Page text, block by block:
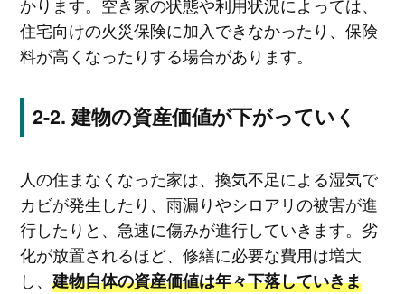
かります。空き家の状態や利用状況によっては、
住宅向けの火災保険に加入できなかったり、保険
料が高くなったりする場合があります。
建物の資産価値が下がっていく
人の住まなくなった家は、換気不足による湿気で
カビが発生したり、雨漏りやシロアリの被害が進
行したりと、急速に傷みが進行していきます。劣
化が放置されるほど、修繕に必要な費用は増大
し、 建物自体の資産価値は年々下落していきま